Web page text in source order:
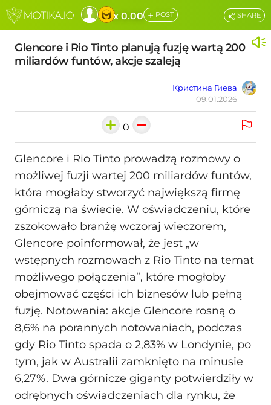
x 0.00 + POST
Glencore i Rio Tinto planują fuzję wartą 200
miliardów funtów, akcje szaleją
Кристина Гиева
09.01.2026
SHARE
0
Glencore i Rio Tinto prowadzą rozmowy o
możliwej fuzji wartej 200 miliardów funtów,
która mogłaby stworzyć największą firmę
górniczą na świecie. W oświadczeniu, które
zszokowało branżę wczoraj wieczorem,
Glencore poinformował, że jest „w
wstępnych rozmowach z Rio Tinto na temat
możliwego połączenia”, które mogłoby
obejmować części ich biznesów lub pełną
fuzję. Notowania: akcje Glencore rosną o
8,6% na porannych notowaniach, podczas
gdy Rio Tinto spada o 2,83% w Londynie, po
tym, jak w Australii zamknięto na minusie
6,27%. Dwa górnicze giganty potwierdziły w
odrębnych oświadczeniach dla rynku, że